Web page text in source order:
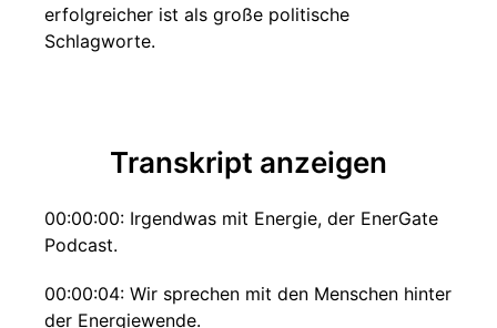
erfolgreicher ist als große politische
Schlagworte.
Transkript anzeigen
00:00:00: Irgendwas mit Energie, der EnerGate
Podcast.
00:00:04: Wir sprechen mit den Menschen hinter
der Energiewende.